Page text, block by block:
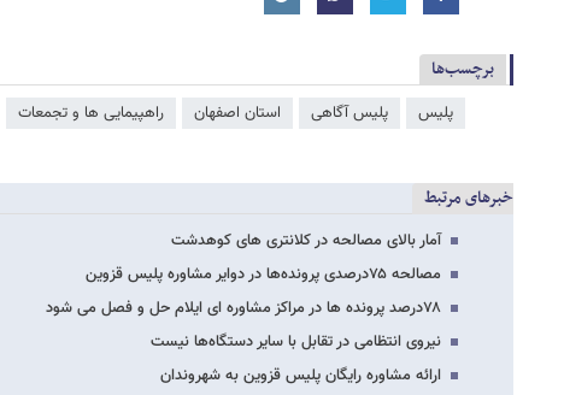
برچسب‌ها
پلیس پلیس آگاهی استان اصفهان راهپیمایی ها و تجمعات
خبرهای مرتبط
آمار بالای مصالحه در کلانتری های کوهدشت
مصالحه ۷۵درصدی پرونده‌ها در دوایر مشاوره پلیس قزوین
۷۸درصد پرونده ها در مراکز مشاوره ای ایلام حل و فصل می شود
نیروی انتظامی در تقابل با سایر دستگاه‌ها نیست
ارائه مشاوره رایگان پلیس قزوین به شهروندان